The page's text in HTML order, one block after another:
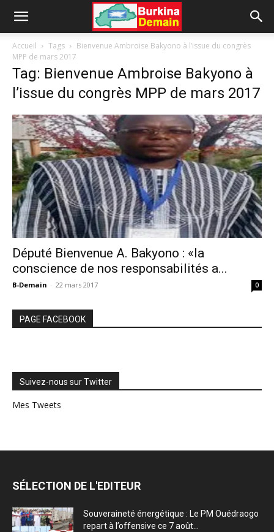
Accueil Tags
Bienvenue Ambroise Bakyono à l’issue du congrès
MPP de mars 2017
Tag: Bienvenue Ambroise Bakyono à
l’issue du congrès MPP de mars 2017
Député Bienvenue A. Bakyono : «la
conscience de nos responsabilités a...
B-Demain - 22 mars 2017 0
PAGE FACEBOOK
Suivez-nous sur Twitter
Mes Tweets
SÉLECTION DE L'EDITEUR
Souveraineté énergétique : Le PM Ouédraogo
repart à l’offensive ce 7 août...